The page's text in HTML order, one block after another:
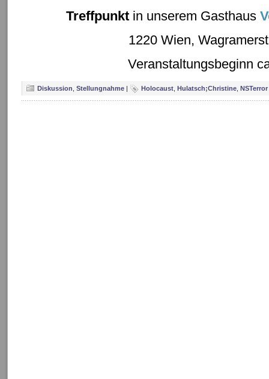
Treffpunkt in unserem Gasthaus
1220 Wien,
Veranstaltungsbeginn
Diskussion Stellungnahme | Holocaust Hulatsch;Christine NSTerror